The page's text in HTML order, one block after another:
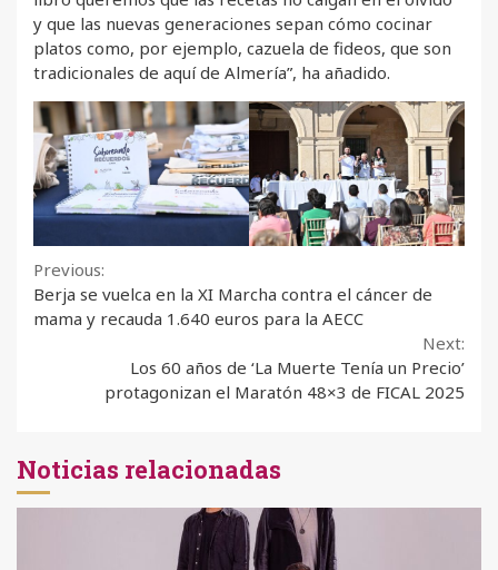
y que las nuevas generaciones sepan cómo cocinar
platos como, por ejemplo, cazuela de fideos, que son
tradicionales de aquí de Almería”, ha añadido.
Continue
Reading
Previous:
Berja se vuelca en la XI Marcha contra el cáncer de
mama y recauda 1.640 euros para la AECC
Next:
Los 60 años de ‘La Muerte Tenía un Precio’
protagonizan el Maratón 48×3 de FICAL 2025
Noticias relacionadas